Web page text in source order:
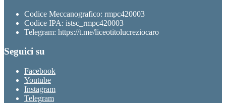
Codice Meccanografico: rmpc420003
Codice IPA: istsc_rmpc420003
Telegram: https://t.me/liceotitolucreziocaro
Seguici su
Facebook
Youtube
Instagram
Telegram